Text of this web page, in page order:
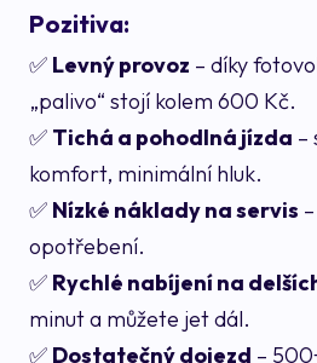
Pozitiva:
✅ Levný provoz – díky
„palivo“ stojí kolem 600 Kč.
✅ Tichá a pohodlná jízda –
komfort, minimální hluk.
✅ Nízké náklady na servis
opotřebení.
✅ Rychlé nabíjení na
minut a můžete jet dál.
✅ Dostatečný dojezd –